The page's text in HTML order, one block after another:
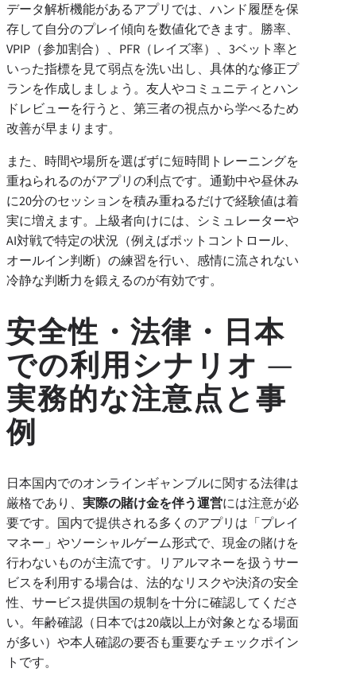
データ解析機能があるアプリでは、ハンド履歴を保
存して自分のプレイ傾向を数値化できます。勝率、
VPIP（参加割合）、PFR（レイズ率）、3ベット率と
いった指標を見て弱点を洗い出し、具体的な修正プ
ランを作成しましょう。友人やコミュニティとハン
ドレビューを行うと、第三者の視点から学べるため
改善が早まります。
また、時間や場所を選ばずに短時間トレーニングを
重ねられるのがアプリの利点です。通勤中や昼休み
に20分のセッションを積み重ねるだけで経験値は着
実に増えます。上級者向けには、シミュレーターや
AI対戦で特定の状況（例えばポットコントロール、
オールイン判断）の練習を行い、感情に流されない
冷静な判断力を鍛えるのが有効です。
安全性・法律・日本
での利用シナリオ —
実務的な注意点と事
例
日本国内でのオンラインギャンブルに関する法律は
厳格であり、 実際の賭け金を伴う運営には注意が必
要です。国内で提供される多くのアプリは「プレイ
マネー」やソーシャルゲーム形式で、現金の賭けを
行わないものが主流です。リアルマネーを扱うサー
ビスを利用する場合は、法的なリスクや決済の安全
性、サービス提供国の規制を十分に確認してくださ
い。年齢確認（日本では20歳以上が対象となる場面
が多い）や本人確認の要否も重要なチェックポイン
トです。